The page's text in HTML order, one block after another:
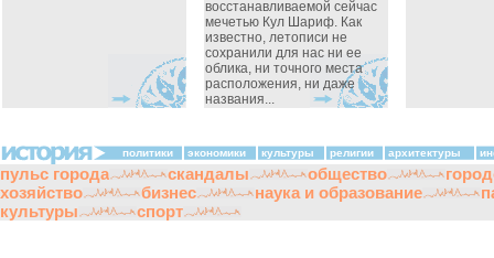
восстанавливаемой сейчас
мечетью Кул Шариф. Как
известно, летописи не
сохранили для нас ни ее
облика, ни точного места
расположения, ни даже
названия...
политики экономики культуры религии архитектуры
пульс города скандалы общество
хозяйство
бизнес наука и образование
культуры
спорт